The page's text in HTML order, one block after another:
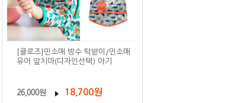
[클로즈]민소매 방수 턱받이/민소매
유아 앞치마(디자인선택) 아기
26,000원 18,700원